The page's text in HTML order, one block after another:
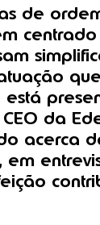
de
da
acerca